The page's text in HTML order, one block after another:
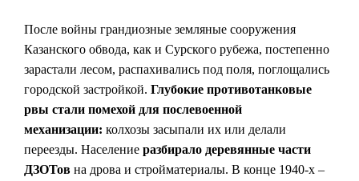
После войны грандиозные земляные сооружения
Казанского обвода, как и Сурского рубежа, постепенно
зарастали лесом, распахивались под поля, поглощались
городской застройкой. Глубокие противотанковые
рвы стали помехой для послевоенной
механизации: колхозы засыпали их или делали
переезды. Население разбирало деревянные части
ДЗОТов на дрова и стройматериалы. В конце 1940-х –